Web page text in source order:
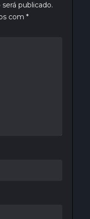
publicado.
com *